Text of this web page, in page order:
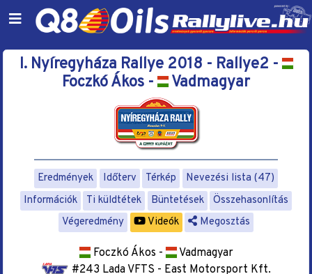
I. Nyíregyháza Rallye 2018 - Rallye2 -
Foczkó Ákos -
Vadmagyar
Eredmények Időterv Térkép
Nevezési lista (47)
Információk
Ti küldtétek Büntetések
Összehasonlítás
Végeredmény
Videók Megosztás
Foczkó Ákos -
Vadmagyar
#243 Lada VFTS - East Motorsport Kft.